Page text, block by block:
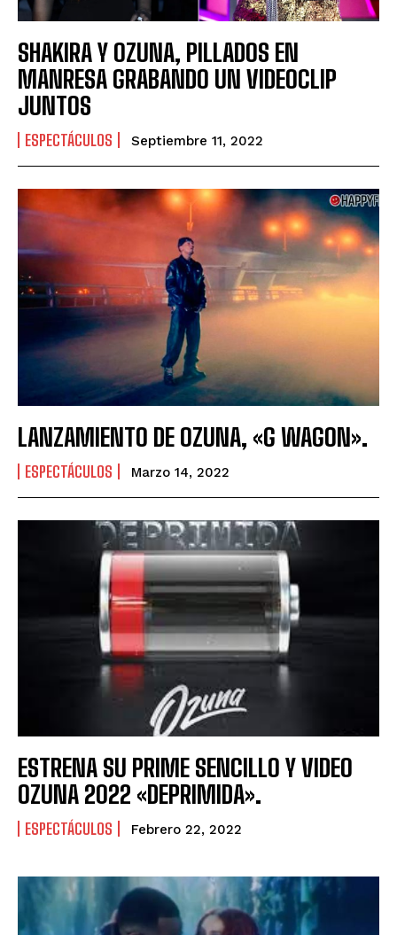
SHAKIRA Y OZUNA, PILLADOS EN
MANRESA GRABANDO UN VIDEOCLIP
JUNTOS
ESPECTÁCULOS Septiembre 11, 2022
LANZAMIENTO DE OZUNA, «G WAGON».
ESPECTÁCULOS Marzo 14, 2022
ESTRENA SU PRIME SENCILLO Y VIDEO
OZUNA 2022 «DEPRIMIDA».
ESPECTÁCULOS Febrero 22, 2022